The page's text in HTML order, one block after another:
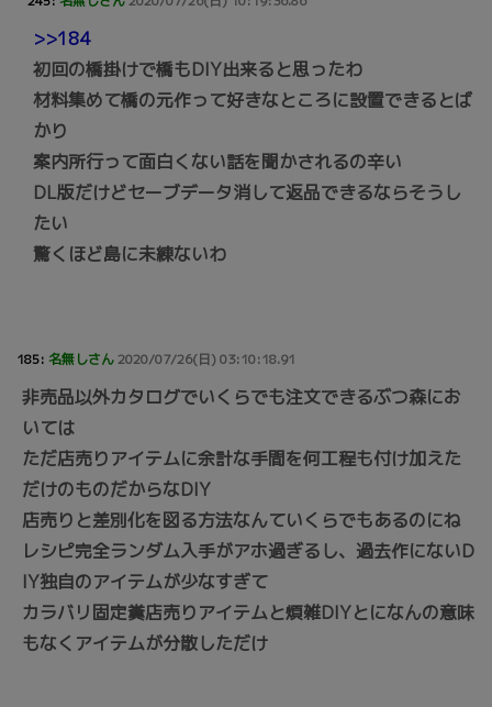
>>184
初回の橋掛けで橋もDIY出来ると思ったわ
材料集めて橋の元作って好きなところに設置できるとば
かり
案内所行って面白くない話を聞かされるの辛い
DL版だけどセーブデータ消して返品できるならそうし
たい
驚くほど島に未練ないわ
185: 名無しさん2020/07/26(日) 03:10:18.91
非売品以外カタログでいくらでも注文できるぶつ森にお
いては
ただ店売りアイテムに余計な手間を何工程も付け加えた
だけのものだからなDIY
店売りと差別化を図る方法なんていくらでもあるのにね
レシピ完全ランダム入手がアホ過ぎるし、過去作にないD
IY独自のアイテムが少なすぎて
カラバリ固定糞店売りアイテムと煩雑DIYとになんの意味
もなくアイテムが分散しただけ